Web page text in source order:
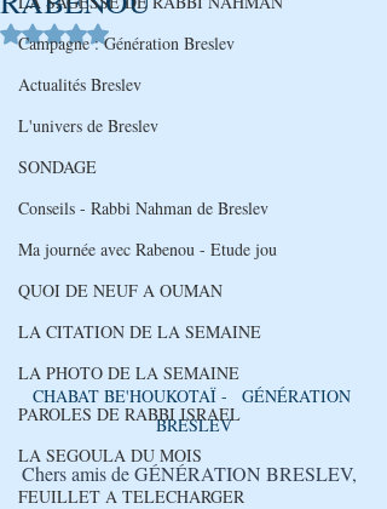
Campagne : Génération Breslev
Actualités Breslev
L'univers de Breslev
SONDAGE
Conseils - Rabbi Nahman de Breslev
Ma journée avec Rabenou - Etude jou
QUOI DE NEUF A OUMAN
LA CITATION DE LA SEMAINE
LA PHOTO DE LA SEMAINE
PAROLES DE RABBI ISRAEL
LA SEGOULA DU MOIS
FEUILLET A TELECHARGER
Noté NaN étoiles sur 5.
CHABAT BE'HOUKOTAÏ -   GÉNÉRATION
BRESLEV
Chers amis de GÉNÉRATION BRESLEV,